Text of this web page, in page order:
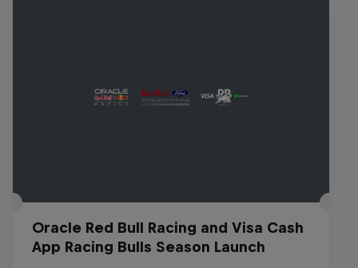
Oracle Red Bull Racing and Visa Cash
App Racing Bulls Season Launch